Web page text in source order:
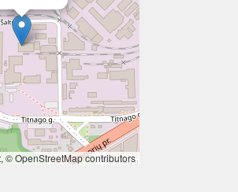
, ©OpenStreetMapcontributors